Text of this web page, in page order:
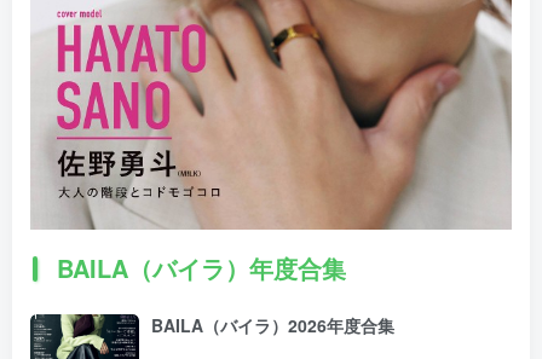
BAILA（バイラ）年度合集
BAILA（バイラ）2026年度合集